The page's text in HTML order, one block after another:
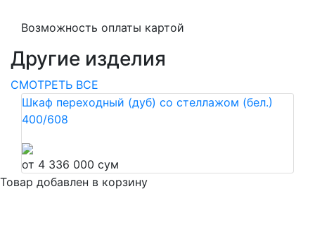
Возможность оплаты картой
Другие изделия
СМОТРЕТЬ ВСЕ
Шкаф переходный (дуб) со стеллажом (бел.)
400/608
от 4 336 000 сум
Товар добавлен в корзину